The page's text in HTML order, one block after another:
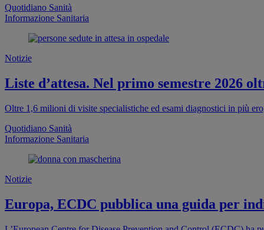
Quotidiano Sanità
Informazione Sanitaria
Notizie
Liste d’attesa. Nel primo semestre 2026
Oltre 1,6 milioni di visite specialistiche ed esami diagnostici in più
Quotidiano Sanità
Informazione Sanitaria
Notizie
Europa, ECDC pubblica una guida per